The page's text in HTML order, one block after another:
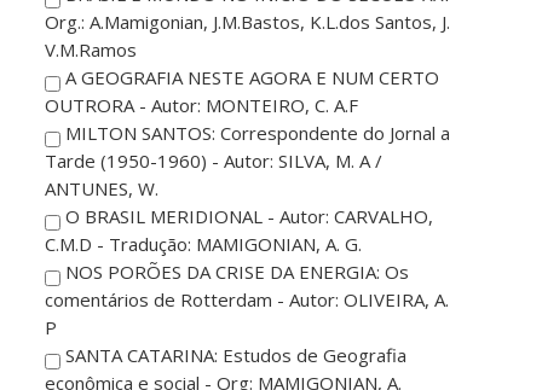
Org.: A.Mamigonian, J.M.Bastos, K.L.dos Santos, J.
V.M.Ramos
A GEOGRAFIA NESTE AGORA E NUM CERTO
OUTRORA - Autor: MONTEIRO, C. A.F
MILTON SANTOS: Correspondente do Jornal a
Tarde (1950-1960) - Autor: SILVA, M. A /
ANTUNES, W.
O BRASIL MERIDIONAL - Autor: CARVALHO,
C.M.D - Tradução: MAMIGONIAN, A. G.
NOS PORÕES DA CRISE DA ENERGIA: Os
comentários de Rotterdam - Autor: OLIVEIRA, A.
P
SANTA CATARINA: Estudos de Geografia
econômica e social - Org: MAMIGONIAN, A.